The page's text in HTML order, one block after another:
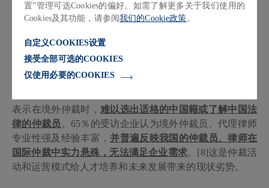
仲裁专业活动变为公益活动、市场开发活动，则无益于培
养具有国际视野、拥有高度专业能力和能够提供符合国际
要求细致工作的仲裁员。
院在对国资委推荐的
发现，企业在涉外业务中
方式；但与外方订立合同时，
表示在境外仲裁时， 难以选出适格的中国籍或了解中国法
律的仲裁员 。 65％的受访企业认为境外仲裁员、代理律师
专业性强及经验丰富， 并普遍反映我国的仲裁员、律师在
国际仲裁中实力悬殊，无法满足企业需求。[8]这是仲裁活
动和运营模式给人才培养和未来发展带来的现状劣势。
置”管理可选Cookies的偏好。如需了解更多关于我们使用的
Cookies及其功能，请参阅我们的Cookie政策。
自定义COOKIES设置
接受全部可选的COOKIES
仅使用必要的COOKIES